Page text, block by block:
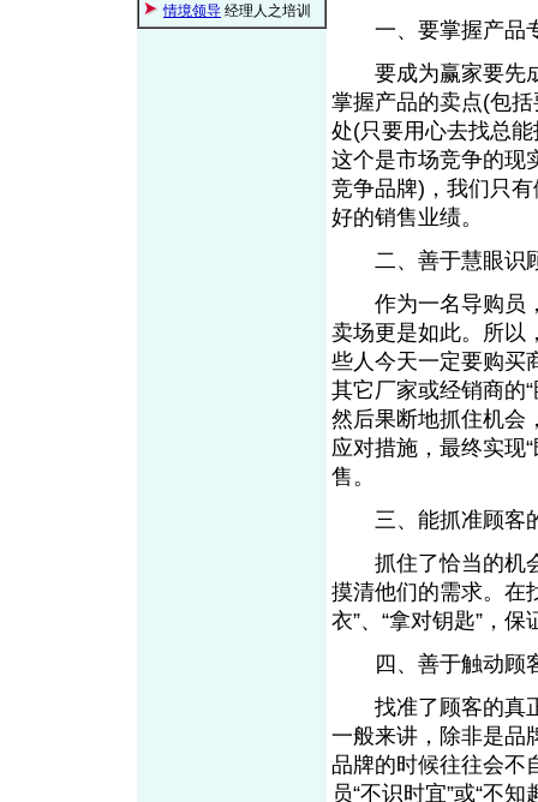
情境领导 经理人之培训
一、要掌握产品
要成为赢家要先成
掌握产品的卖点(包
处(只要用心去找总能
这个是市场竞争的现
竞争品牌)，我们只
好的销售业绩。
二、善于慧眼识
作为一名导购员，
卖场更是如此。所以
些人今天一定要购买
其它厂家或经销商的
然后果断地抓住机会
应对措施，最终实现
售。
三、能抓准顾客
抓住了恰当的机会
摸清他们的需求。在
衣”、“拿对钥匙”
四、善于触动
找准了顾客的真正
一般来讲，除非是品
品牌的时候往往会不
员“不识时宜”或“不